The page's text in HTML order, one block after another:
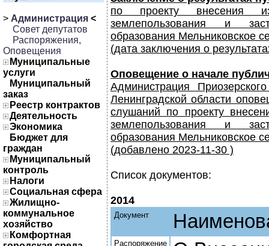
> Администрация <
Совет депутатов
Распоряжения,
Оповещения
Муниципальные
услуги
Муниципальный
заказ
Реестр контрактов
Деятельность
Экономика
Бюджет для
граждан
Муниципальный
контроль
Налоги
Социальная сфера
Жилищно-
коммунальное
хозяйство
Комфортная
по проекту внесения
землепользования и
образования Мельниковское
(дата заключения о
Оповещение о начале
Администрация
Ленинградской области
слушаний по проекту
землепользования и
образования Мельниковское
(добавлено 2023-11-30 )
Список документов:
2014
Документ
Распоряжение